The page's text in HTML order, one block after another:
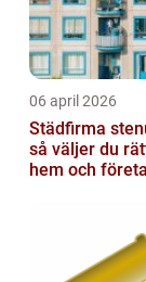
06 april 2026
Städfirma
så väljer du
hem och